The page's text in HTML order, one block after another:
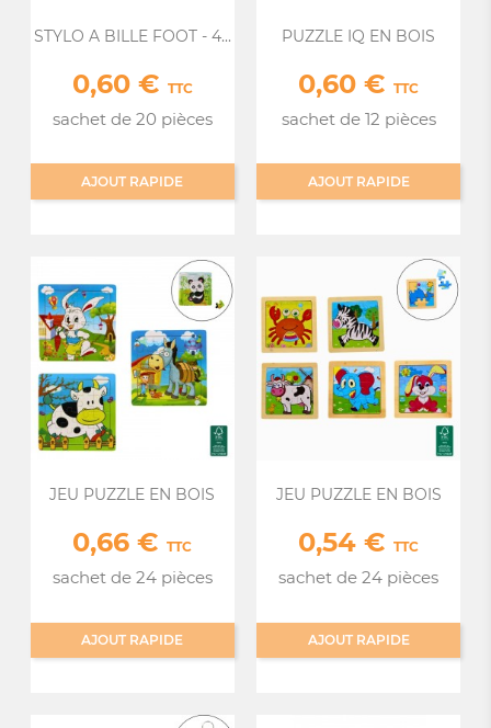
STYLO A BILLE FOOT - 4...
Prix
0,60 € TTC
sachet de 20 pièces
AJOUT RAPIDE
PUZZLE IQ EN BOIS
Prix
0,60 € TTC
sachet de 12 pièces
AJOUT RAPIDE
JEU PUZZLE EN BOIS
Prix
0,66 € TTC
sachet de 24 pièces
AJOUT RAPIDE
JEU PUZZLE EN BOIS
Prix
0,54 € TTC
sachet de 24 pièces
AJOUT RAPIDE